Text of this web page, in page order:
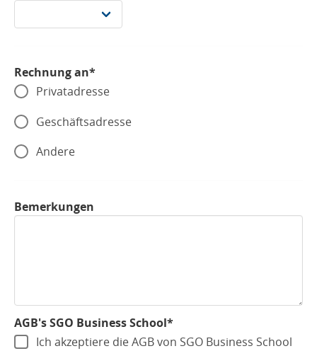
Rechnung an*
Privatadresse
Geschäftsadresse
Andere
Bemerkungen
AGB's SGO Business School*
Ich akzeptiere die AGB von SGO Business School